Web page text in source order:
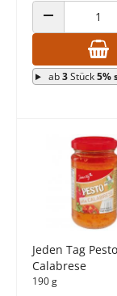
ANZAHL
ab3Stück5%
Jeden Tag
Calabrese
190 g